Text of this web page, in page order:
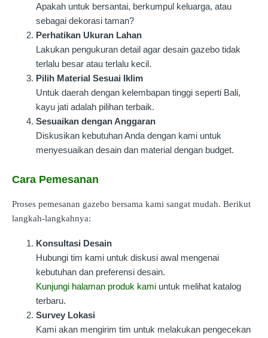
Apakah untuk bersantai, berkumpul keluarga, atau
sebagai dekorasi taman?
Perhatikan Ukuran Lahan
Lakukan pengukuran detail agar desain gazebo tidak
terlalu besar atau terlalu kecil.
Pilih Material Sesuai Iklim
Untuk daerah dengan kelembapan tinggi seperti Bali,
kayu jati adalah pilihan terbaik.
Sesuaikan dengan Anggaran
Diskusikan kebutuhan Anda dengan kami untuk
menyesuaikan desain dan material dengan budget.
Cara Pemesanan
Proses pemesanan gazebo bersama kami sangat mudah. Berikut
langkah-langkahnya:
Konsultasi Desain
Hubungi tim kami untuk diskusi awal mengenai
kebutuhan dan preferensi desain.
Kunjungi halaman produk kami untuk melihat katalog
terbaru.
Survey Lokasi
Kami akan mengirim tim untuk melakukan pengecekan